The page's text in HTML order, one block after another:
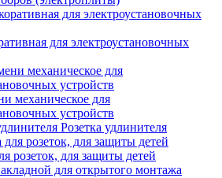
для электроустановочных
механическое для
устройств
Розетка удлинителя
розеток, для защиты детей